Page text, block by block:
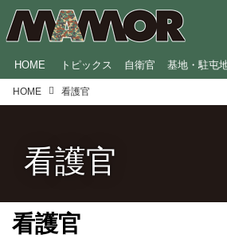
HOME トピックス 自衛官 基地・駐屯
HOME 看護官
看護官
看護官